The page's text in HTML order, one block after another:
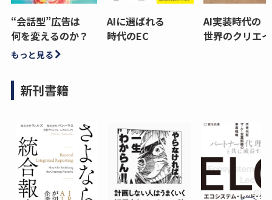
“会話型”広告は
何を変えるのか？
AIに選ばれる
時代のEC
AI実装時代の
世界のクリエ
もっと見る
新刊書籍